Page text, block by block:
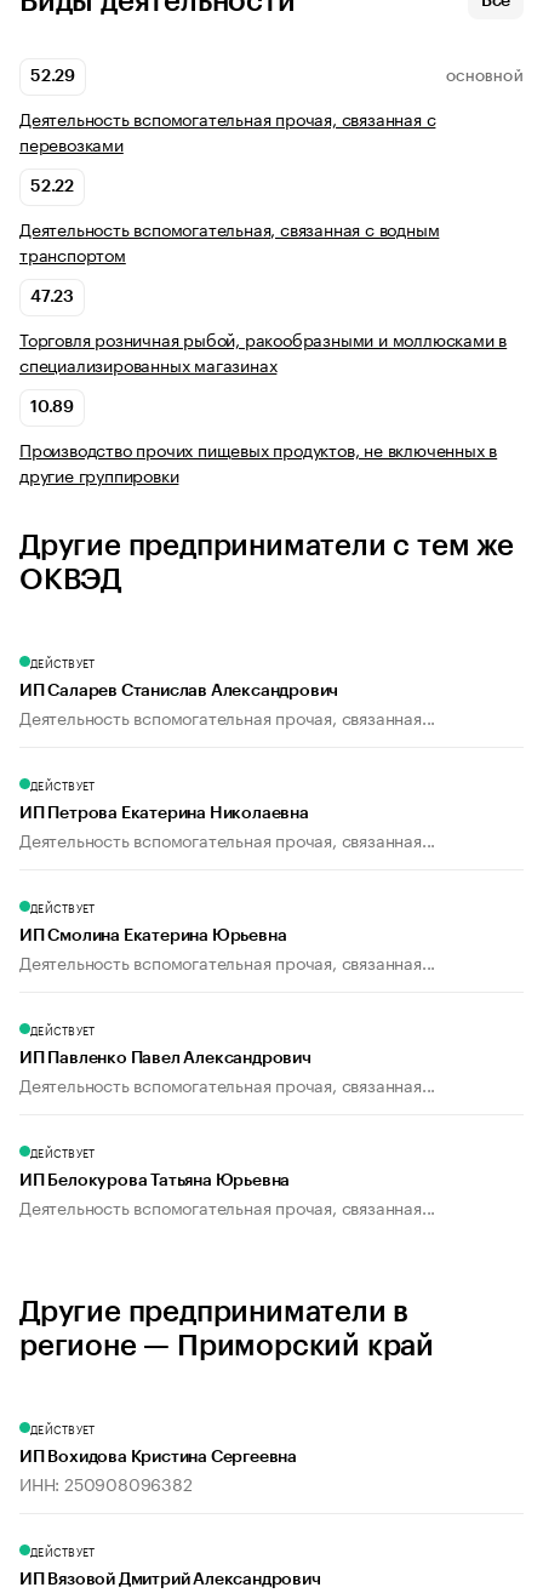
52.29 ОСНОВНОЙ
Деятельность вспомогательная прочая, связанная с
перевозками
52.22
Деятельность вспомогательная, связанная с водным
транспортом
47.23
Торговля розничная рыбой, ракообразными и моллюсками в
специализированных магазинах
10.89
Производство прочих пищевых продуктов, не включенных в
другие группировки
Другие предприниматели с тем же
ОКВЭД
ДЕЙСТВУЕТ
ИП Саларев Станислав Александрович
Деятельность вспомогательная прочая, связанная...
ДЕЙСТВУЕТ
ИП Петрова Екатерина Николаевна
Деятельность вспомогательная прочая, связанная...
ДЕЙСТВУЕТ
ИП Смолина Екатерина Юрьевна
Деятельность вспомогательная прочая, связанная...
ДЕЙСТВУЕТ
ИП Павленко Павел Александрович
Деятельность вспомогательная прочая, связанная...
ДЕЙСТВУЕТ
ИП Белокурова Татьяна Юрьевна
Деятельность вспомогательная прочая, связанная...
Другие предприниматели в
регионе — Приморский край
ДЕЙСТВУЕТ
ИП Вохидова Кристина Сергеевна
ИНН: 250908096382
ДЕЙСТВУЕТ
ИП Вязовой Дмитрий Александрович